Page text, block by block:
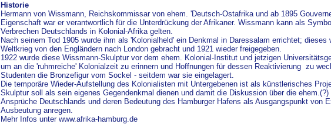
Historie
Hermann von Wissmann, Reichskommissar von ehem. 'Deutsch-Ostafrika und ab 1895
Eigenschaft war er verantwortlich für die Unterdrückung der Afrikaner. Wissmann kann als
Verbrechen Deutschlands in Kolonial-Afrika gelten.
Nach seinem Tod 1905 wurde ihm als 'Kolonialheld' ein Denkmal in Daressalam errichtet; dieses
Weltkrieg von den Engländern nach London gebracht und 1921 wieder freigegeben.
1922 wurde diese Wissmann-Skulptur vor dem ehem. Kolonial-Institut und jetzigen
um an die 'ruhmreiche' Kolonialzeit zu erinnern und Hoffnungen für dessen Reaktivierung zu
Studenten die Bronzefigur vom Sockel - seitdem war sie eingelagert.
Die temporäre Wieder-Aufstellung des Kolonialisten mit Untergebenen ist als künstlerisches
Skulptur soll als sein eigenes Gegendenkmal dienen und damit die Diskussion über die ehem.(?)
Ansprüche Deutschlands und deren Bedeutung des Hamburger Hafens als Ausgangspunkt von
Ausbeutung anregen.
Mehr Infos unter www.afrika-hamburg.de